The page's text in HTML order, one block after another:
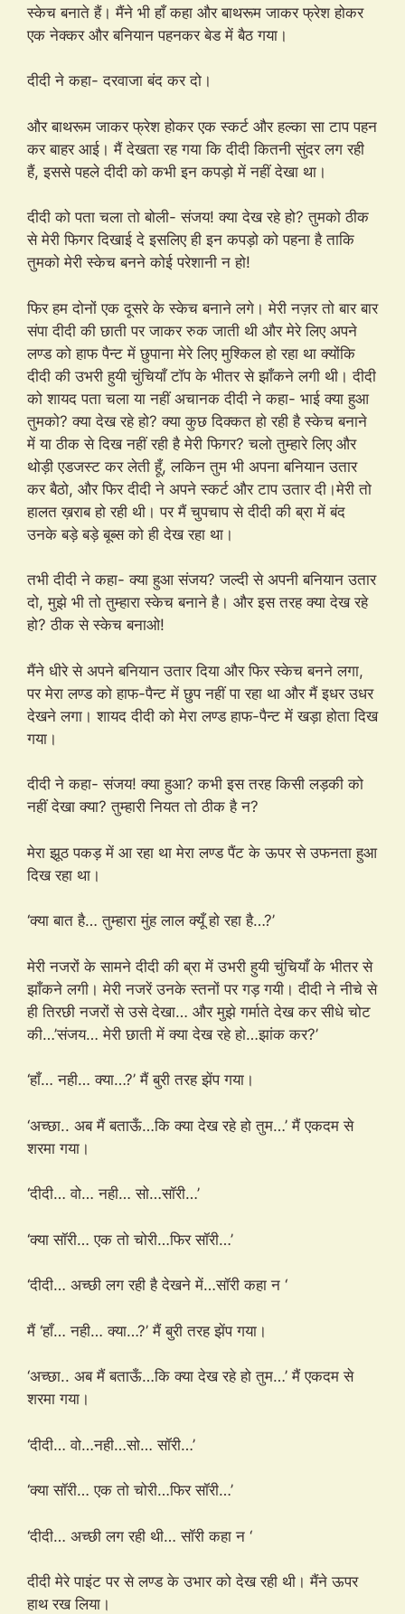
स्केच बनाते हैं। मैंने भी हाँ कहा और बाथरूम जाकर फ्रेश होकर
एक नेक्कर और बनियान पहनकर बेड में बैठ गया।
दीदी ने कहा- दरवाजा बंद कर दो।
और बाथरूम जाकर फ्रेश होकर एक स्कर्ट और हल्का सा टाप पहन
कर बाहर आई। मैं देखता रह गया कि दीदी कितनी सुंदर लग रही
हैं, इससे पहले दीदी को कभी इन कपड़ो में नहीं देखा था।
दीदी को पता चला तो बोली- संजय! क्या देख रहे हो? तुमको ठीक
से मेरी फिगर दिखाई दे इसलिए ही इन कपड़ो को पहना है ताकि
तुमको मेरी स्केच बनने कोई परेशानी न हो!
फिर हम दोनों एक दूसरे के स्केच बनाने लगे। मेरी नज़र तो बार बार
संपा दीदी की छाती पर जाकर रुक जाती थी और मेरे लिए अपने
लण्ड को हाफ पैन्ट में छुपाना मेरे लिए मुश्किल हो रहा था क्योंकि
दीदी की उभरी हुयी चुंचियाँ टॉप के भीतर से झाँकने लगी थी। दीदी
को शायद पता चला या नहीं अचानक दीदी ने कहा- भाई क्या हुआ
तुमको? क्या देख रहे हो? क्या कुछ दिक्कत हो रही है स्केच बनाने
में या ठीक से दिख नहीं रही है मेरी फिगर? चलो तुम्हारे लिए और
थोड़ी एडजस्ट कर लेती हूँ, लकिन तुम भी अपना बनियान उतार
कर बैठो, और फिर दीदी ने अपने स्कर्ट और टाप उतार दी।मेरी तो
हालत ख़राब हो रही थी। पर मैं चुपचाप से दीदी की ब्रा में बंद
उनके बड़े बड़े बूब्स को ही देख रहा था।
तभी दीदी ने कहा- क्या हुआ संजय? जल्दी से अपनी बनियान उतार
दो, मुझे भी तो तुम्हारा स्केच बनाने है। और इस तरह क्या देख रहे
हो? ठीक से स्केच बनाओ!
मैंने धीरे से अपने बनियान उतार दिया और फिर स्केच बनने लगा,
पर मेरा लण्ड को हाफ-पैन्ट में छुप नहीं पा रहा था और मैं इधर उधर
देखने लगा। शायद दीदी को मेरा लण्ड हाफ-पैन्ट में खड़ा होता दिख
गया।
दीदी ने कहा- संजय! क्या हुआ? कभी इस तरह किसी लड़की को
नहीं देखा क्या? तुम्हारी नियत तो ठीक है न?
मेरा झूठ पकड़ में आ रहा था मेरा लण्ड पैंट के ऊपर से उफनता हुआ
दिख रहा था।
‘क्या बात है… तुम्हारा मुंह लाल क्यूँ हो रहा है…?’
मेरी नजरों के सामने दीदी की ब्रा में उभरी हुयी चुंचियाँ के भीतर से
झाँकने लगी। मेरी नजरें उनके स्तनों पर गड़ गयी। दीदी ने नीचे से
ही तिरछी नजरों से उसे देखा… और मुझे गर्माते देख कर सीधे चोट
की…’संजय… मेरी छाती में क्या देख रहे हो…झांक कर?’
‘हाँ… नही… क्या…?’ मैं बुरी तरह झेंप गया।
‘अच्छा.. अब मैं बताऊँ…कि क्या देख रहे हो तुम…’ मैं एकदम से
शरमा गया।
‘दीदी… वो… नही… सो…सॉरी…’
‘क्या सॉरी… एक तो चोरी…फिर सॉरी…’
‘दीदी… अच्छी लग रही है देखने में…सॉरी कहा न ‘
मैं ‘हाँ… नही… क्या…?’ मैं बुरी तरह झेंप गया।
‘अच्छा.. अब मैं बताऊँ…कि क्या देख रहे हो तुम…’ मैं एकदम से
शरमा गया।
‘दीदी… वो…नही…सो… सॉरी…’
‘क्या सॉरी… एक तो चोरी…फिर सॉरी…’
‘दीदी… अच्छी लग रही थी… सॉरी कहा न ‘
दीदी मेरे पाइंट पर से लण्ड के उभार को देख रही थी। मैंने ऊपर
हाथ रख लिया।